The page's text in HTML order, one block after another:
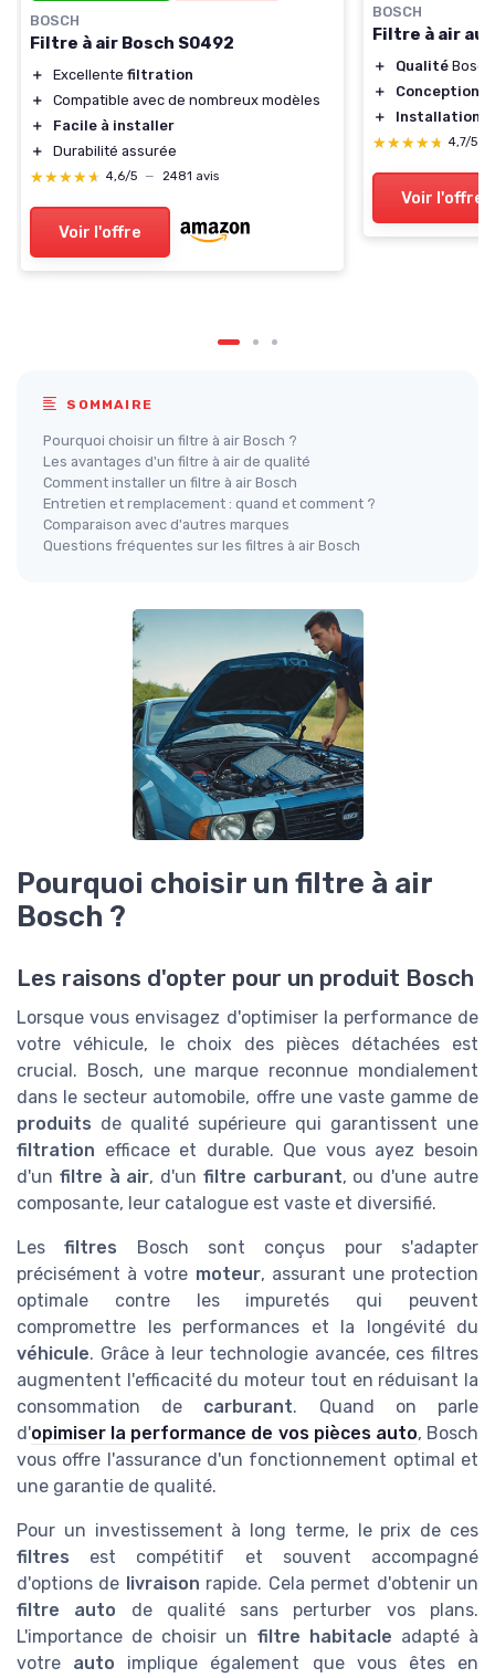
BOSCH
Filtre à air Bosch S0492
＋ Excellente filtration
＋
Compatible avec de nombreux modèles
＋
Facile à installer
＋
Durabilité assurée
★★★★★
★★★★★ 4,6/5 — 2481 avis
Voir l'offre
BOSCH
Filtre à air
＋ Qualité
＋
Conception
＋
Installation
★★★★★
★★★★★ 4,7/5
Voir l'offre
SOMMAIRE
Pourquoi choisir un filtre à air Bosch ?
Les avantages d'un filtre à air de qualité
Comment installer un filtre à air Bosch
Entretien et remplacement : quand et comment ?
Comparaison avec d'autres marques
Questions fréquentes sur les filtres à air Bosch
Pourquoi choisir un filtre à air
Bosch ?
Les raisons d'opter pour un produit Bosch
Lorsque vous envisagez d'optimiser la performance de
votre véhicule, le choix des pièces détachées est
crucial. Bosch, une marque reconnue mondialement
dans le secteur automobile, offre une vaste gamme de
produits de qualité supérieure qui garantissent une
filtration efficace et durable. Que vous ayez besoin
d'un filtre à air, d'un filtre carburant, ou d'une autre
composante, leur catalogue est vaste et diversifié.
Lesfiltres Bosch sont conçus pour s'adapter
précisément à votre moteur, assurant une protection
optimale contre les impuretés qui peuvent
compromettre les performances et la longévité du
véhicule. Grâce à leur technologie avancée, ces filtres
augmentent l'efficacité du moteur tout en réduisant la
consommation de carburant. Quand on parle
d'opimiser la performance de vos pièces auto, Bosch
vous offre l'assurance d'un fonctionnement optimal et
une garantie de qualité.
Pour un investissement à long terme, le prix de ces
filtres est compétitif et souvent accompagné
d'options de livraison rapide. Cela permet d'obtenir un
filtre auto de qualité sans perturber vos plans.
L'importance de choisir un filtre habitacle adapté à
votre auto implique également que vous êtes en